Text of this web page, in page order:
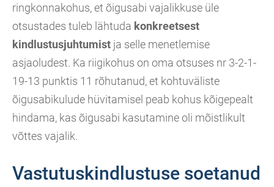
ringkonnakohus, et õigusabi vajalikkuse üle
otsustades tuleb lähtuda konkreetsest
kindlustusjuhtumist ja selle menetlemise
asjaoludest. Ka riigikohus on oma otsuses nr 3-2-1-
19-13 punktis 11 rõhutanud, et kohtuväliste
õigusabikulude hüvitamisel peab kohus kõigepealt
hindama, kas õigusabi kasutamine oli mõistlikult
võttes vajalik.
Vastutuskindlustuse soetanud